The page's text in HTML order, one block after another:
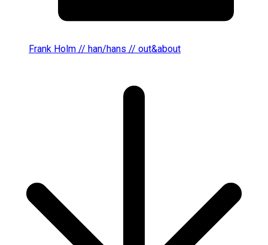
Frank Holm // han/hans // out&about